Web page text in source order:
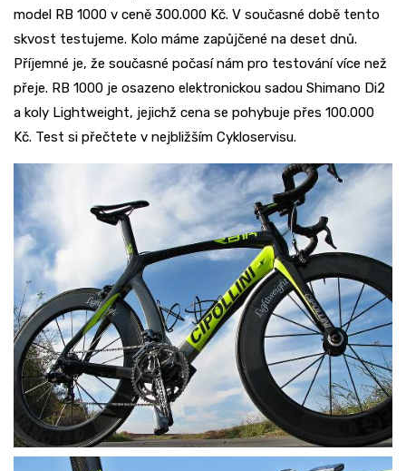
model RB 1000 v ceně 300.000 Kč. V současné době tento
skvost testujeme. Kolo máme zapůjčené na deset dnů.
Příjemné je, že současné počasí nám pro testování více než
přeje. RB 1000 je osazeno elektronickou sadou Shimano Di2
a koly Lightweight, jejichž cena se pohybuje přes 100.000
Kč. Test si přečtete v nejbližším Cykloservisu.